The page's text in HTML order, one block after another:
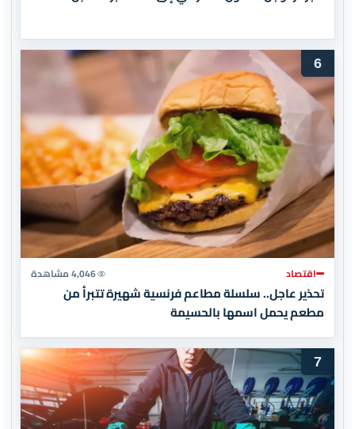
6
اقتصاد 4,046 مشاهدة
تحذير عاجل.. سلسلة مطاعم فرنسية شهيرة تتبرأ من
مطعم يحمل اسمها بالحسيمة
7